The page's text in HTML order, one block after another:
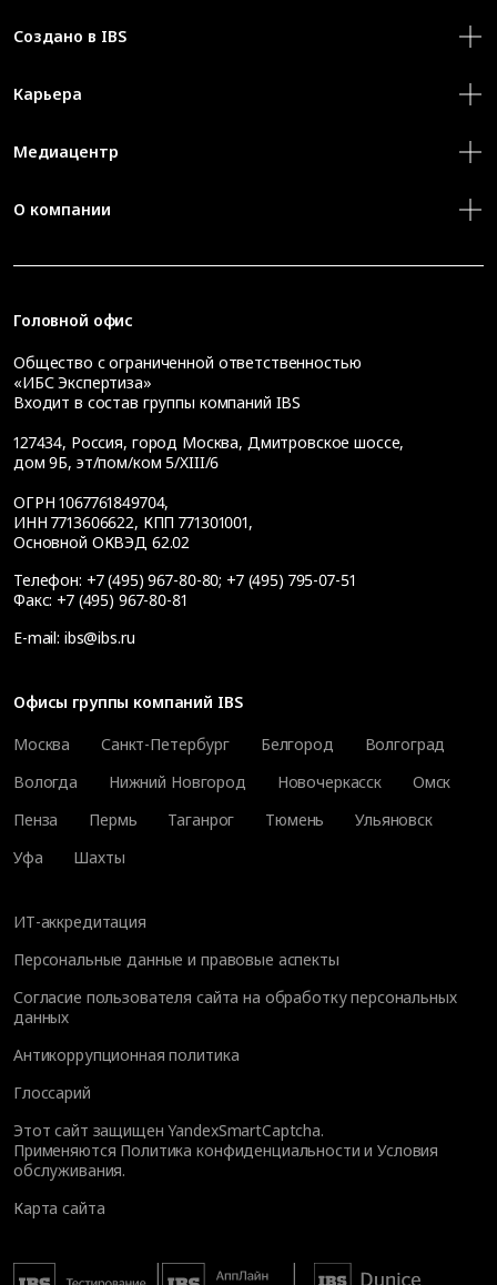
Создано в IBS
Карьера
Медиацентр
О компании
Головной офис
Общество с ограниченной ответственностью
«ИБС Экспертиза»
Входит в состав группы компаний IBS
127434, Россия, город Москва, Дмитровское шоссе,
дом 9Б, эт/пом/ком 5/XIII/6
ОГРН 1067761849704,
ИНН 7713606622, КПП 771301001,
Основной ОКВЭД 62.02
Телефон: +7 (495) 967-80-80; +7 (495) 795-07-51
Факс: +7 (495) 967-80-81
E-mail: ibs@ibs.ru
Офисы группы компаний IBS
Москва
Санкт-Петербург Белгород
Волгоград
Вологда
Нижний Новгород Новочеркасск
Омск
Пенза
Пермь Таганрог Тюмень
Ульяновск
Уфа
Шахты
ИТ-аккредитация
Персональные данные и правовые аспекты
Согласие пользователя сайта на обработку персональных
данных
Антикоррупционная политика
Глоссарий
Этот сайт защищен YandexSmartCaptcha.
Применяются Политика конфиденциальности иУсловия
обслуживания.
Карта сайта